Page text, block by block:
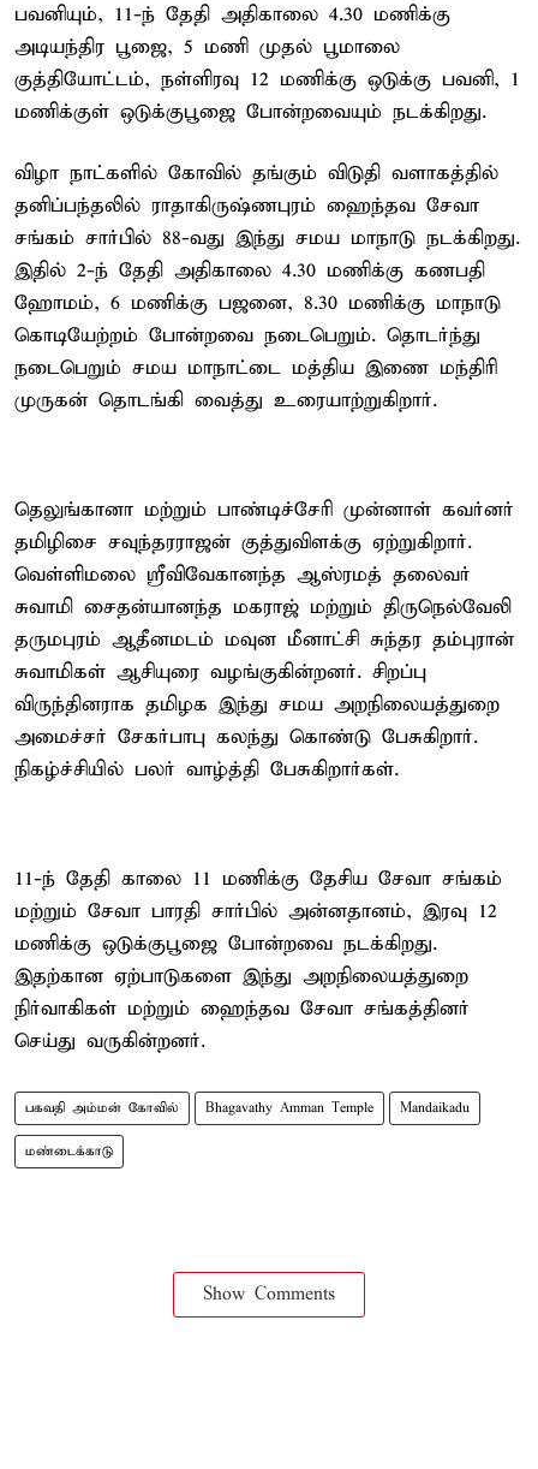
பவனியும், 11-ந் தேதி அதிகாலை 4.30 மணிக்கு
அடியந்திர பூஜை, 5 மணி முதல் பூமாலை
குத்தியோட்டம், நள்ளிரவு 12 மணிக்கு ஒடுக்கு பவனி, 1
மணிக்குள் ஒடுக்குபூஜை போன்றவையும் நடக்கிறது.
விழா நாட்களில் கோவில் தங்கும் விடுதி வளாகத்தில்
தனிப்பந்தலில் ராதாகிருஷ்ணபுரம் ஹைந்தவ சேவா
சங்கம் சார்பில் 88-வது இந்து சமய மாநாடு நடக்கிறது.
இதில் 2-ந் தேதி அதிகாலை 4.30 மணிக்கு கணபதி
ஹோமம், 6 மணிக்கு பஜனை, 8.30 மணிக்கு மாநாடு
கொடியேற்றம் போன்றவை நடைபெறும். தொடர்ந்து
நடைபெறும் சமய மாநாட்டை மத்திய இணை மந்திரி
முருகன் தொடங்கி வைத்து உரையாற்றுகிறார்.
தெலுங்கானா மற்றும் பாண்டிச்சேரி முன்னாள் கவர்னர்
தமிழிசை சவுந்தரராஜன் குத்துவிளக்கு ஏற்றுகிறார்.
வெள்ளிமலை ஸ்ரீவிவேகானந்த ஆஸ்ரமத் தலைவர்
சுவாமி சைதன்யானந்த மகராஜ் மற்றும் திருநெல்வேலி
தருமபுரம் ஆதீனமடம் மவுன மீனாட்சி சுந்தர தம்புரான்
சுவாமிகள் ஆசியுரை வழங்குகின்றனர். சிறப்பு
விருந்தினராக தமிழக இந்து சமய அறநிலையத்துறை
அமைச்சர் சேகர்பாபு கலந்து கொண்டு பேசுகிறார்.
நிகழ்ச்சியில் பலர் வாழ்த்தி பேசுகிறார்கள்.
11-ந் தேதி காலை 11 மணிக்கு தேசிய சேவா சங்கம்
மற்றும் சேவா பாரதி சார்பில் அன்னதானம், இரவு 12
மணிக்கு ஒடுக்குபூஜை போன்றவை நடக்கிறது.
இதற்கான ஏற்பாடுகளை இந்து அறநிலையத்துறை
நிர்வாகிகள் மற்றும் ஹைந்தவ சேவா சங்கத்தினர்
செய்து வருகின்றனர்.
பகவதி அம்மன் கோவில் Bhagavathy Amman Temple Mandaikadu
மண்டைக்காடு
Show Comments